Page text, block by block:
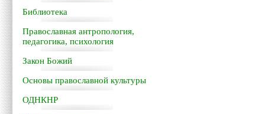
Библиотека
Православная антропология,
педагогика, психология
Закон Божий
Основы православной культуры
ОДНКНР